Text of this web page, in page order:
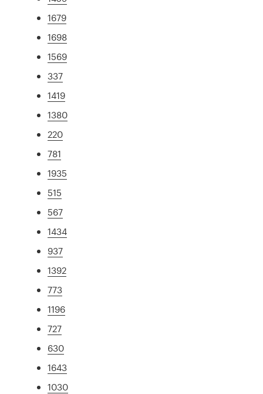
1679
1698
1569
337
1419
1380
220
781
1935
515
567
1434
937
1392
773
1196
727
630
1643
1030